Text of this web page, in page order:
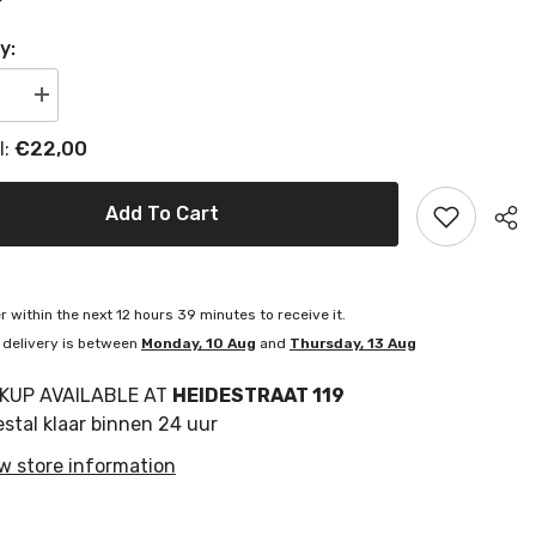
Increase
quantity
for
Ledlamp
Geel/Transparant
€22,00
Add To Cart
within the next 12hours 39 minutes to receive it.
is between Monday, 10 Aug and Thursday, 13 Aug
AVAILABLE AT HEIDESTRAAT 119
klaar binnen 24 uur
store information